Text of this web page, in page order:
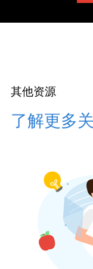
其他资源
了解更多